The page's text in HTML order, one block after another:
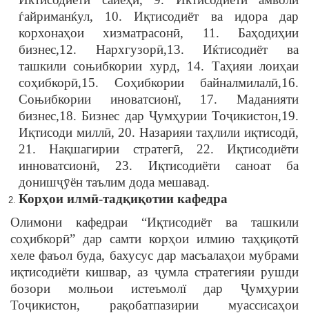
ѓайриманќул, 10. Иқтисодиёт ва идора дар
корхонаҳои хизматрасонӣ, 11. Баҳодиҳии
бизнес,12. Нархгузорӣ,13. Иќтисодиёт ва
ташкили соњибкории хурд, 14. Таҳияи лоиҳаи
соҳибкорӣ,15. Соҳибкории байналмилалӣ,16.
Соњибкории иноватсионї, 17. Маданияти
бизнес,18. Бизнес дар Ҷумҳурии Тоҷикистон,19.
Иқтисоди миллӣ, 20. Назарияи таҳлили иқтисодӣ,
21. Нақшагирии стратегӣ, 22. Иқтисодиёти
инноватсионӣ, 23. Иқтисодиёти саноат ба
донишҷӯён таълим дода мешавад.
Корҳои илмӣ-тадқиқотии кафедра
Олимони кафедраи “Иқтисодиёт ва ташкили
соҳибкорӣ” дар самти корҳои илмию таҳқиқотӣ
хеле фаъол буда, бахусус дар масъалаҳои мубрами
иқтисодиёти кишвар, аз ҷумла стратегияи рушди
бозори молњои истеъмолї дар Ҷумҳурии
Тоҷикистон, рақобатпазирии муассисаҳои